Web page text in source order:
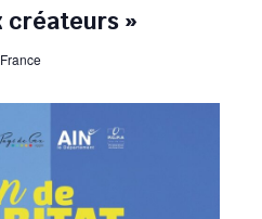
créateurs »